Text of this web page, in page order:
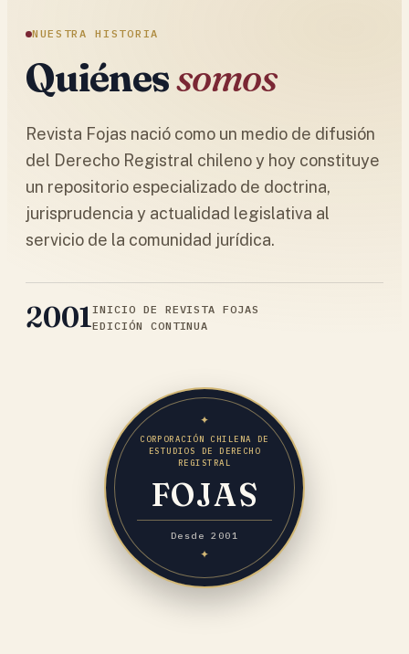
NUESTRA HISTORIA
Quiénessomos
Revista Fojas nació como un medio de difusión
del Derecho Registral chileno y hoy constituye
un repositorio especializado de doctrina,
jurisprudencia y actualidad legislativa al
servicio de la comunidad jurídica.
2001INICIO DE REVISTA FOJAS
EDICIÓN CONTINUA
CORPORACIÓN CHILENA DE
ESTUDIOS DE DERECHO
REGISTRAL
FOJAS
Desde 2001